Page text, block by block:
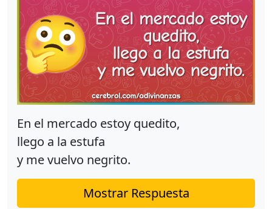
En el mercado estoy quedito,
llego a la estufa
y me vuelvo negrito.
Mostrar Respuesta